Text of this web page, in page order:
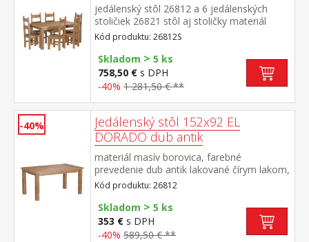
jedálenský stôl 26812 a 6 jedálenských
stoličiek 26821 stôl aj stoličky materiál
masív borovica, farebné prevedenie dub
antik lakované čírym lakom, vlis drevenej
štruktúry rozmer stola (š/h/v) 152 × 92 × 76
cm rozmer stoličky (š/h/v) 43 × 49 × 107
cm súčasť zostavy EL DORADO
Kód produktu: 26812S
Skladom > 5 ks
758,50 € s DPH
-40% 1 281,50 € **
-40%
Jedálenský stôl 152x92 EL
DORADO dub antik
materiál masív borovica, farebné
prevedenie dub antik lakované čírym lakom,
vlis drevenej štruktúry súčasť zostavy EL
DORADO
Kód produktu: 26812
Skladom > 5 ks
353 € s DPH
-40% 589,50 € **